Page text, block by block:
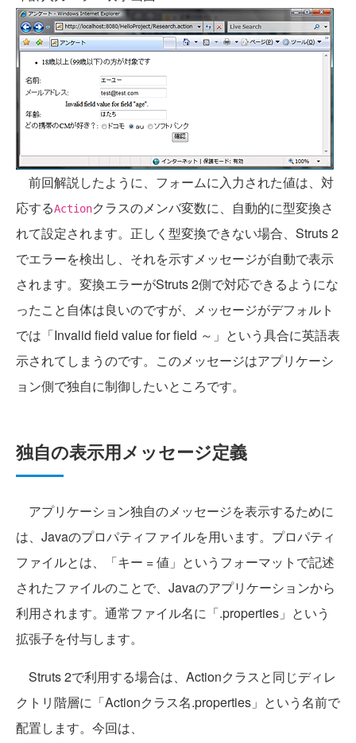
前回解説したように、フォームに入力された値は、対
応するActionクラスのメンバ変数に、自動的に型変換さ
れて設定されます。正しく型変換できない場合、Struts 2
でエラーを検出し、それを示すメッセージが自動で表示
されます。変換エラーがStruts 2側で対応できるようにな
ったこと自体は良いのですが、メッセージがデフォルト
では「Invalid field value for field ～」という具合に英語表
示されてしまうのです。このメッセージはアプリケーシ
ョン側で独自に制御したいところです。
独自の表示用メッセージ定義
アプリケーション独自のメッセージを表示するために
は、Javaのプロパティファイルを用います。プロパティ
ファイルとは、「キー = 値」というフォーマットで記述
されたファイルのことで、Javaのアプリケーションから
利用されます。通常ファイル名に「.properties」という
拡張子を付与します。
Struts 2で利用する場合は、Actionクラスと同じディレ
クトリ階層に「Actionクラス名.properties」という名前で
配置します。今回は、